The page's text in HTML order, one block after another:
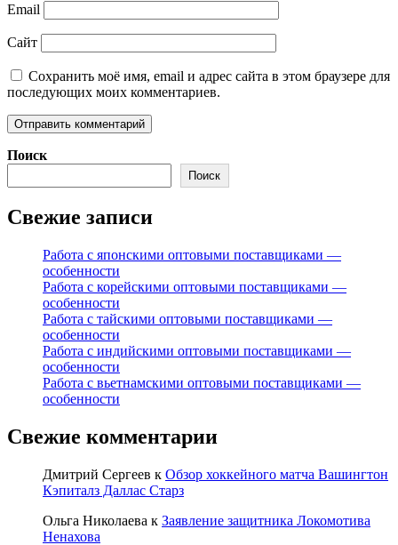
Email
Сайт
Сохранить моё имя, email и адрес сайта в этом браузере для
последующих моих комментариев.
Поиск
Поиск
Свежие записи
Работа с японскими оптовыми поставщиками —
особенности
Работа с корейскими оптовыми поставщиками —
особенности
Работа с тайскими оптовыми поставщиками —
особенности
Работа с индийскими оптовыми поставщиками —
особенности
Работа с вьетнамскими оптовыми поставщиками —
особенности
Свежие комментарии
Дмитрий Сергеев к Обзор хоккейного матча Вашингтон
Кэпиталз Даллас Старз
Ольга Николаева к Заявление защитника Локомотива
Ненахова